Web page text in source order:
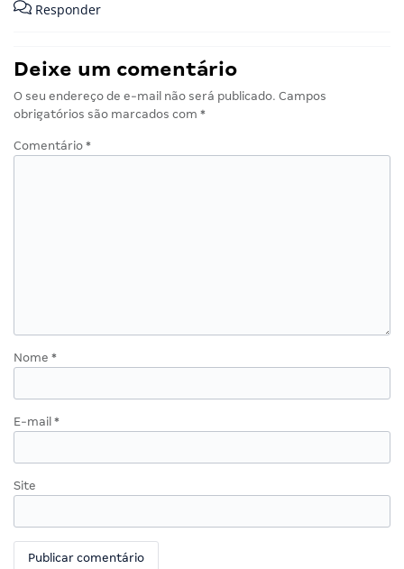
Responder
Deixe um comentário
O seu endereço de e-mail não será publicado. Campos
obrigatórios são marcados com *
Comentário *
Nome *
E-mail *
Site